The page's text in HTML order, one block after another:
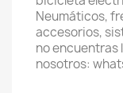
Neumáticos,
accesorios,
no encuentras
nosotros: